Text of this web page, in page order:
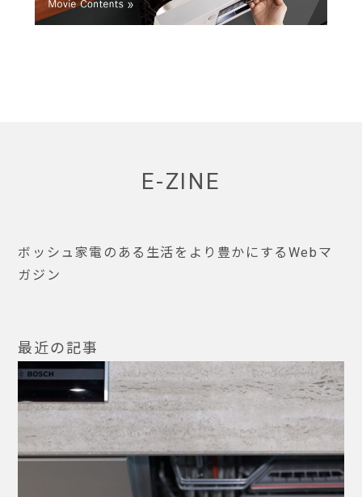
E-ZINE
ボッシュ家電のある生活をより豊かにするWebマ
ガジン
最近の記事